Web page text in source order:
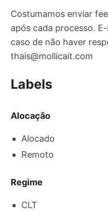
Costumamos enviar
após cada processo.
caso de não haver
thais@mollicait.com
Labels
Alocação
Alocado
Remoto
Regime
CLT